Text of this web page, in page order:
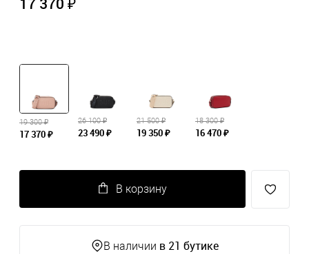
19 300 ₽
17 370 ₽
26 100 ₽
23 490 ₽
21 500 ₽
19 350 ₽
18 300 ₽
16 470 ₽
В корзину
В наличии в 21 бутике